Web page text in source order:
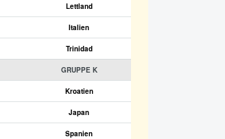
Lettland
Italien
Trinidad
GRUPPE K
Kroatien
Japan
Spanien